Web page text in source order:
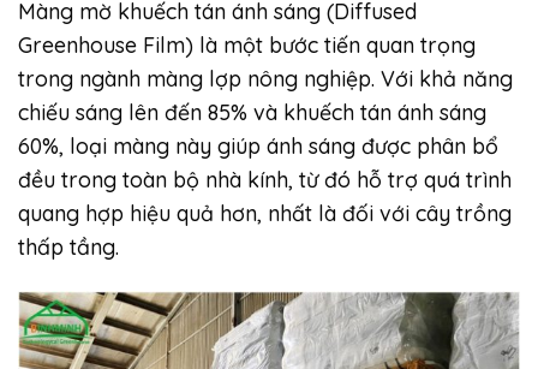
Màng mờ khuếch tán ánh sáng (Diffused
Greenhouse Film) là một bước tiến quan trọng
trong ngành màng lợp nông nghiệp. Với khả năng
chiếu sáng lên đến 85% và khuếch tán ánh sáng
60%, loại màng này giúp ánh sáng được phân bổ
đều trong toàn bộ nhà kính, từ đó hỗ trợ quá trình
quang hợp hiệu quả hơn, nhất là đối với cây trồng
thấp tầng.